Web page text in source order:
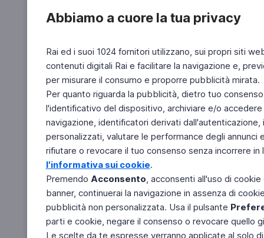
Abbiamo a cuore la tua privacy
Rai ed i suoi 1024 fornitori utilizzano, sui propri siti
contenuti digitali Rai e facilitare la navigazione e,
per misurare il consumo e proporre pubblicità mirata.
Per quanto riguarda la pubblicità, dietro tuo
l'identificativo del dispositivo, archiviare e/o
navigazione, identificatori derivati
personalizzati, valutare le performance degli
rifiutare o revocare il tuo consenso senza incorrere
l'informativa sui cookie.
Premendo Acconsento, acconsenti all'uso di
banner, continuerai la navigazione in assenza di
pubblicità non personalizzata. Usa il pulsante
parti e cookie, negare il consenso o revocare quello
Le scelte da te espresse verranno applicate al solo